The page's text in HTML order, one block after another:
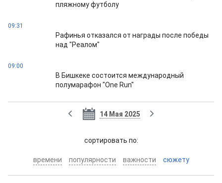
пляжному футболу
09:31
Рафинья отказался от награды после победы
над "Реалом"
09:00
В Бишкеке состоится международный
полумарафон "One Run"
14 Мая 2025
cортировать по:
времени популярности важности сюжету